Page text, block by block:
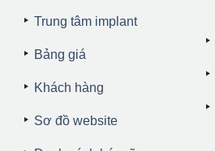
Trung tâm implant
Bảng giá
Khách hàng
Sơ đồ website